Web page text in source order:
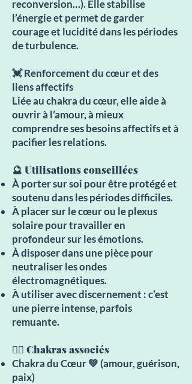
reconversion…). Elle stabilise
l’énergie et permet de garder
courage et lucidité dans les périodes
de turbulence.
💓 Renforcement du cœur et des
liens affectifs
Liée au chakra du cœur, elle aide à
ouvrir à l’amour, à mieux
comprendre ses besoins affectifs et à
pacifier les relations.
🔮 Utilisations conseillées
À porter sur soi pour être protégé et
soutenu dans les périodes difficiles.
À placer sur le cœur ou le plexus
solaire pour travailler en
profondeur sur les émotions.
À disposer dans une pièce pour
neutraliser les ondes
électromagnétiques.
À utiliser avec discernement : c’est
une pierre intense, parfois
remuante.
🧘‍♀️ Chakras associés
Chakra du Cœur 💚 (amour, guérison,
paix)